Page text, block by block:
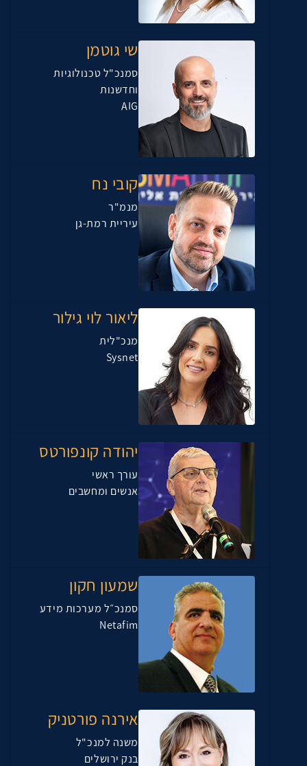
שי גוטמן
סמנכ"ל טכנולוגיות
וחדשנות
AIG
קובי נח
מנמ"ר
עיריית רמת-גן
ליאור לוי גילור
מנכ"לית
Sysnet
יהודה קונפורטס
עורך ראשי
אנשים ומחשבים
שמעון חקון
סמנכ״ל מערכות מידע
Netafim
אירנה פורטניק
משנה למנכ"ל
בנק ירושלים